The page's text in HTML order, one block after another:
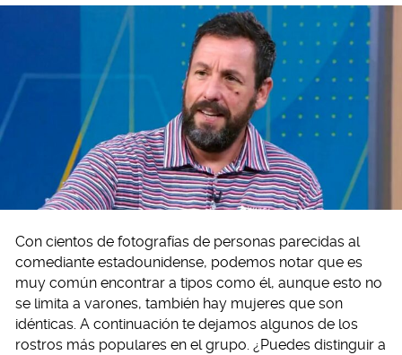
Con cientos de fotografías de personas parecidas al
comediante estadounidense, podemos notar que es
muy común encontrar a tipos como él, aunque esto no
se limita a varones, también hay mujeres que son
idénticas. A continuación te dejamos algunos de los
rostros más populares en el grupo. ¿Puedes distinguir a